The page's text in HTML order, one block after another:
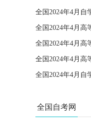
全国2024年4月自
全国2024年4月高
全国2024年4月高
全国2024年4月自
全国自考网